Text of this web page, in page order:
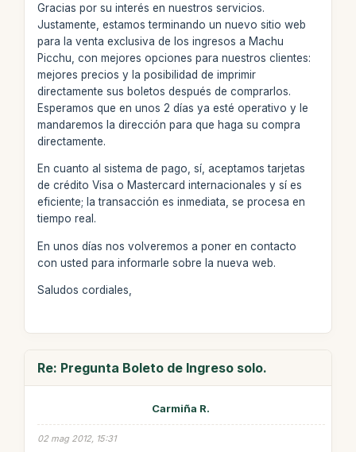
Gracias por su interés en nuestros servicios.
Justamente, estamos terminando un nuevo sitio web
para la venta exclusiva de los ingresos a Machu
Picchu, con mejores opciones para nuestros clientes:
mejores precios y la posibilidad de imprimir
directamente sus boletos después de comprarlos.
Esperamos que en unos 2 días ya esté operativo y le
mandaremos la dirección para que haga su compra
directamente.
En cuanto al sistema de pago, sí, aceptamos tarjetas
de crédito Visa o Mastercard internacionales y sí es
eficiente; la transacción es inmediata, se procesa en
tiempo real.
En unos días nos volveremos a poner en contacto
con usted para informarle sobre la nueva web.
Saludos cordiales,
Re: Pregunta Boleto de Ingreso solo.
Carmiña R.
02 mag 2012, 15:31